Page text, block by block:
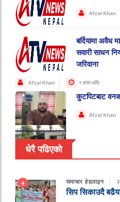
Afzal Khan
बर्दियामा अवैध
सवारी साधन
जरिवाना
Afzal Khan १ हप्ता अघि
कुटपिटबाट
Afzal Khan
धेरै पढिएको
समाचार हेडलाइन
सिप सिकाउदै